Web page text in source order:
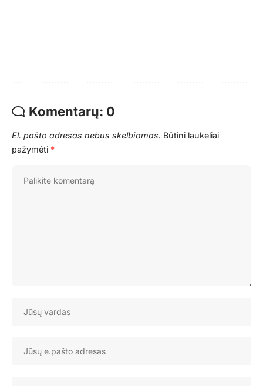
Komentarų: 0
El. pašto adresas nebus skelbiamas. Būtini laukeliai
pažymėti *